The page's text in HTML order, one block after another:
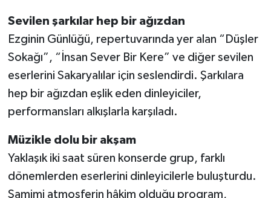
Sevilen şarkılar hep bir ağızdan
Ezginin Günlüğü, repertuvarında yer alan “Düşler
Sokağı”, “İnsan Sever Bir Kere” ve diğer sevilen
eserlerini Sakaryalılar için seslendirdi. Şarkılara
hep bir ağızdan eşlik eden dinleyiciler,
performansları alkışlarla karşıladı.
Müzikle dolu bir akşam
Yaklaşık iki saat süren konserde grup, farklı
dönemlerden eserlerini dinleyicilerle buluşturdu.
Samimi atmosferin hâkim olduğu program,